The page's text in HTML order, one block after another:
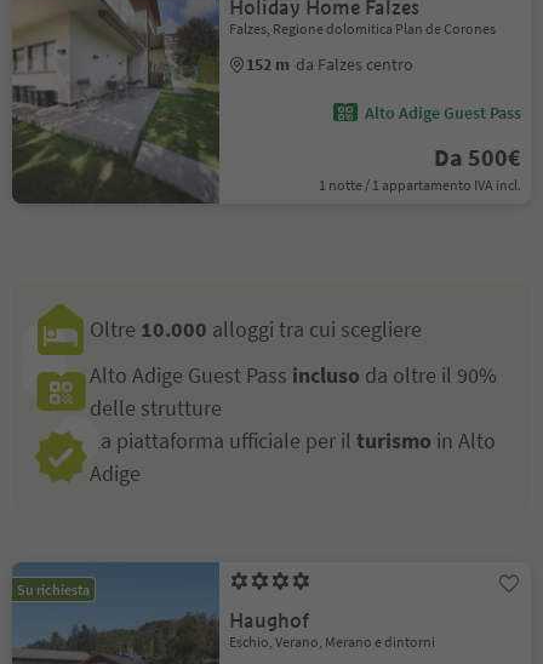
Holiday Home Falzes
Falzes, Regione dolomitica Plan de Corones
152 m da Falzes centro
Alto Adige Guest Pass
Da 500€
1 notte / 1 appartamento IVA incl.
Oltre 10.000 alloggi tra cui scegliere
Alto Adige Guest Pass incluso da oltre il 90%
delle strutture
La piattaforma ufficiale per il turismo in Alto
Adige
Su richiesta
Haughof
Eschio, Verano, Merano e dintorni